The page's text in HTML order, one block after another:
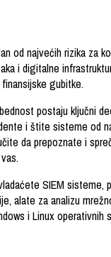
od najvećih rizika za
i digitalne
gubitke.
postaju ključni
i štite sisteme od
da prepoznate i
SIEM
alate za analizu
i Linux operativnih